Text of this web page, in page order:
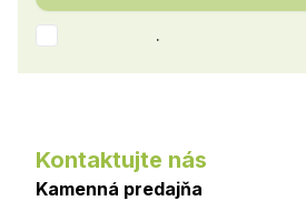
.
Kontaktujte nás
Kamenná predajňa